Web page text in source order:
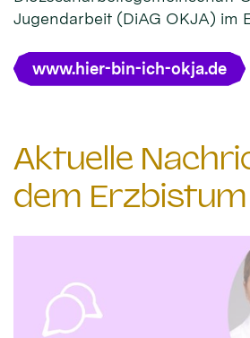
Jugendarbeit (DiAG OKJA) im
www.hier-bin-ich-okja.de
Aktuelle
dem Erzbistum